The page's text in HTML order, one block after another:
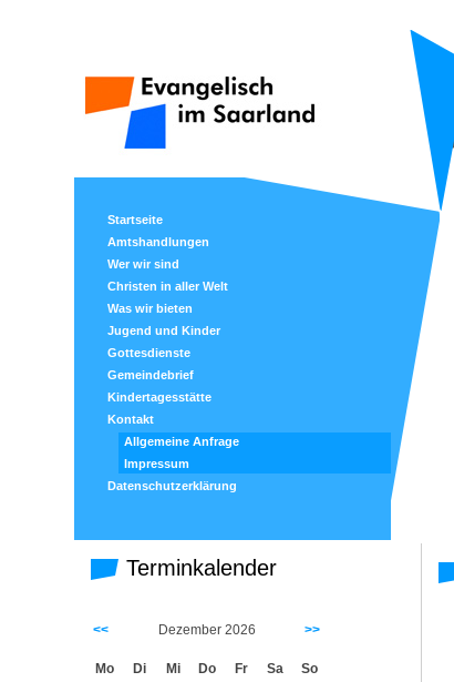
Startseite
Amtshandlungen
Wer wir sind
Christen in aller Welt
Was wir bieten
Jugend und Kinder
Gottesdienste
Gemeindebrief
Kindertagesstätte
Kontakt
Allgemeine Anfrage
Impressum
Datenschutzerklärung
Terminkalender
<< Dezember 2026 >>
Mo Di Mi Do Fr Sa So